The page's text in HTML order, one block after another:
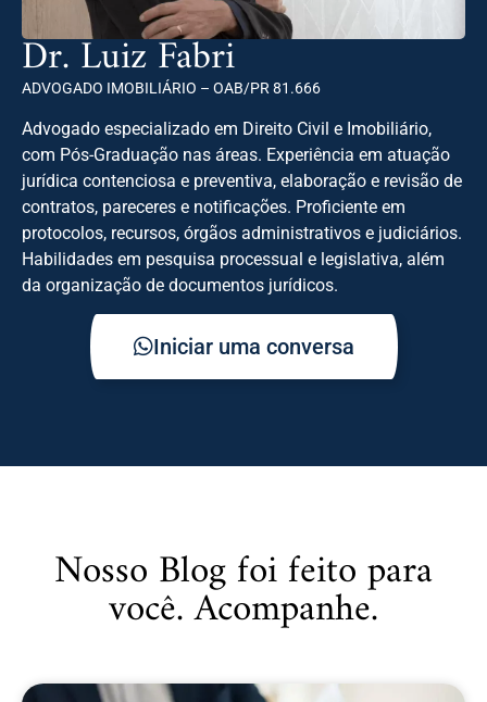
Dr. Luiz Fabri
ADVOGADO IMOBILIÁRIO – OAB/PR 81.666
Advogado especializado em Direito Civil e Imobiliário,
com Pós-Graduação nas áreas. Experiência em atuação
jurídica contenciosa e preventiva, elaboração e revisão de
contratos, pareceres e notificações. Proficiente em
protocolos, recursos, órgãos administrativos e judiciários.
Habilidades em pesquisa processual e legislativa, além
da organização de documentos jurídicos.
Iniciar uma conversa
Nosso Blog foi feito para
você. Acompanhe.